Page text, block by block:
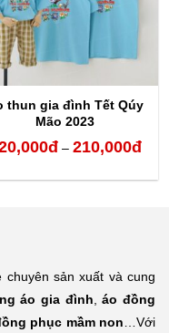
thun gia đình Tết Qúy
Mão 2023
đ – 210,000đ
sản xuất và cung
áo gia đình ,áo đồng
phục mầm non …Với